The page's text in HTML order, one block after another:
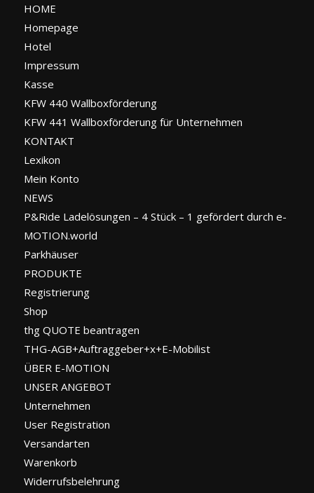
HOME
Homepage
Hotel
Impressum
Kasse
KFW 440 Wallboxförderung
KFW 441 Wallboxförderung für Unternehmen
KONTAKT
Lexikon
Mein Konto
NEWS
P&Ride Ladelösungen – 4 Stück – 1 gefördert durch e-
MOTION.world
Parkhäuser
PRODUKTE
Registrierung
Shop
thg QUOTE beantragen
THG-AGB+Auftraggeber+x+E-Mobilist
ÜBER E-MOTION
UNSER ANGEBOT
Unternehmen
User Registration
Versandarten
Warenkorb
Widerrufsbelehrung